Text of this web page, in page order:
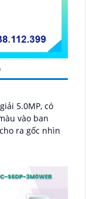
5.0MP, có
vào ban
ra gốc nhìn